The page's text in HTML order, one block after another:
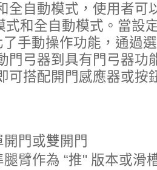
全自動模式，使用者可
式和全自動模式。當設
了手動操作功能，通過
門弓器到具有門弓器功
可搭配開門感應器或按
門或雙開門
臂作為 “推" 版本或滑